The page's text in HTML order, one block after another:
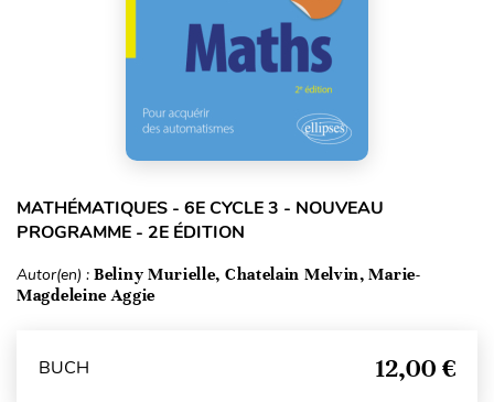
MATHÉMATIQUES - 6E CYCLE 3 - NOUVEAU
PROGRAMME - 2E ÉDITION
Autor(en) : Beliny Murielle, Chatelain Melvin, Marie-
Magdeleine Aggie
BUCH 12,00 €